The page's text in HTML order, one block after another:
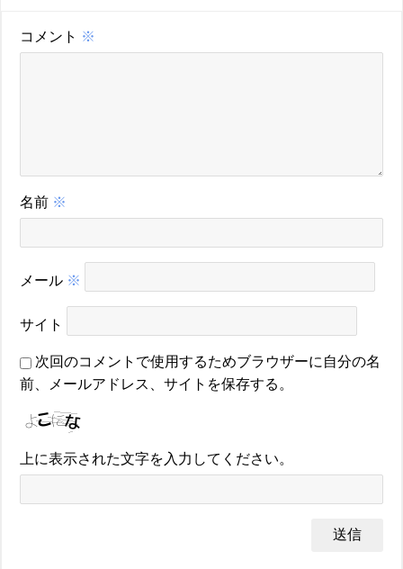
コメント ※
名前 ※
メール ※
サイト
次回のコメントで使用するためブラウザーに自分の名
前、メールアドレス、サイトを保存する。
上に表示された文字を入力してください。